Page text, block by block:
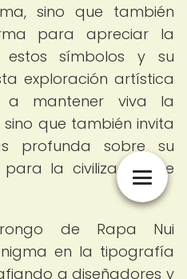
sino que también
para apreciar la
símbolos y su
exploración artística
a mantener viva la
que también invita
profunda sobre su
la civilización de
de Rapa Nui
en la tipografía
a diseñadores y